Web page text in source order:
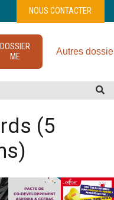
NOUS CONTACTER
DOSSIER
ME
Autres
(5